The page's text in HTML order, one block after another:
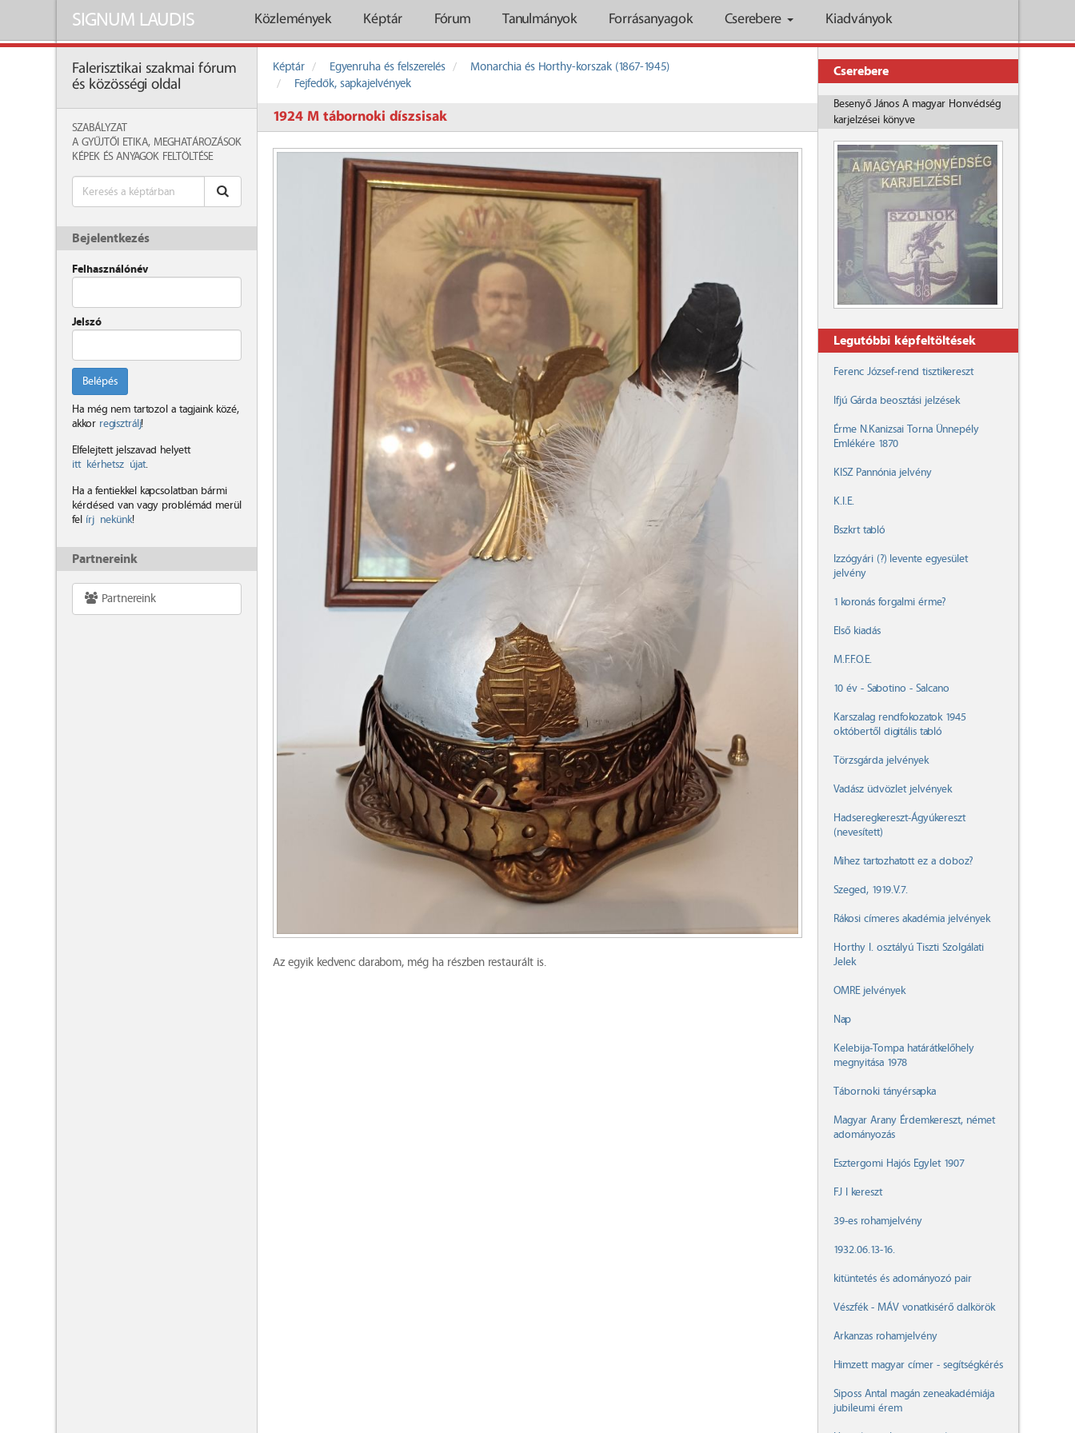
SIGNUM LAUDIS Közlemények Képtár Fórum Tanulmányok Forrásanyagok Cserebere Kiadványok
Falerisztikai szakmai fórum
és közösségi oldal
SZABÁLYZAT
A GYŰJTŐI ETIKA, MEGHATÁROZÁSOK
KÉPEK ÉS ANYAGOK FELTÖLTÉSE
Bejelentkezés
Felhasználónév
Jelszó
Belépés
Ha még nem tartozol a tagjaink közé,
akkor regisztrálj!
Elfelejtett jelszavad helyett
itt kérhetsz újat.
Ha a fentiekkel kapcsolatban bármi
kérdésed van vagy problémád merül
fel írj nekünk!
Partnereink
Partnereink
Képtár Egyenruha és felszerelés
Monarchia és Horthy-korszak (1867-1945)
Fejfedők, sapkajelvények
1924 M tábornoki díszsisak
Az egyik kedvenc darabom, még ha részben restaurált is.
Cserebere
Besenyő János A magyar Honvédség
karjelzései könyve
Legutóbbi képfeltöltések
Ferenc József-rend tisztikereszt
Ifjú Gárda beosztási jelzések
Érme N.Kanizsai Torna Ünnepély
Emlékére 1870
KISZ Pannónia jelvény
K.I.E.
Bszkrt tabló
Izzógyári (?) levente egyesület
jelvény
1 koronás forgalmi érme?
Első kiadás
M.F.F.O.E.
10 év - Sabotino - Salcano
Karszalag rendfokozatok 1945
októbertől digitális tabló
Törzsgárda jelvények
Vadász üdvözlet jelvények
Hadseregkereszt-Ágyúkereszt
(nevesített)
Mihez tartozhatott ez a doboz?
Szeged, 1919.V.7.
Rákosi címeres akadémia jelvények
Horthy I. osztályú Tiszti Szolgálati
Jelek
OMRE jelvények
Nap
Kelebija-Tompa határátkelőhely
megnyitása 1978
Tábornoki tányérsapka
Magyar Arany Érdemkereszt, német
adományozás
Esztergomi Hajós Egylet 1907
FJ I kereszt
39-es rohamjelvény
1932.06.13-16.
kitüntetés és adományozó pair
Vészfék - MÁV vonatkisérő dalkörök
Arkanzas rohamjelvény
Himzett magyar címer - segítségkérés
Siposs Antal magán zeneakadémiája
jubileumi érem